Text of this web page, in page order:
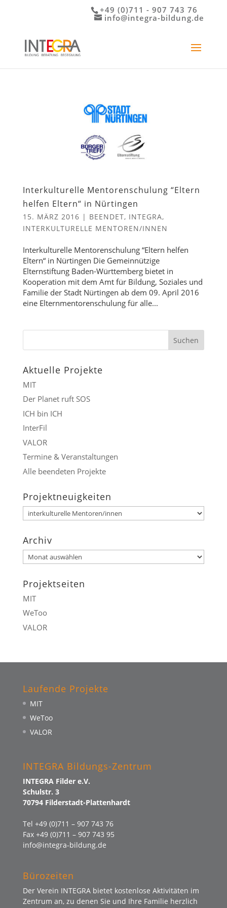
+49 (0)711 - 907 743 76
info@integra-bildung.de
Interkulturelle Mentorenschulung “Eltern
helfen Eltern“ in Nürtingen
15. MÄRZ 2016 | BEENDET, INTEGRA,
INTERKULTURELLE MENTOREN/INNEN
Interkulturelle Mentorenschulung “Eltern helfen
Eltern“ in Nürtingen Die Gemeinnützige
Elternstiftung Baden-Württemberg bietet in
Kooperation mit dem Amt für Bildung, Soziales und
Familie der Stadt Nürtingen ab dem 09. April 2016
eine Elternmentorenschulung für alle...
Aktuelle Projekte
MIT
Der Planet ruft SOS
ICH bin ICH
InterFil
VALOR
Termine & Veranstaltungen
Alle beendeten Projekte
Projektneuigkeiten
Projektneuigkeiten
Archiv
Archiv
Projektseiten
MIT
WeToo
VALOR
Laufende Projekte
MIT
WeToo
VALOR
INTEGRA Bildungs-Zentrum
INTEGRA Filder e.V.
Schulstr. 3
70794 Filderstadt-Plattenhardt
Tel +49 (0)711 – 907 743 76
Fax +49 (0)711 – 907 743 95
info@integra-bildung.de
Bürozeiten
Der Verein INTEGRA bietet kostenlose Aktivitäten im
Zentrum an, zu denen Sie und Ihre Familie herzlich